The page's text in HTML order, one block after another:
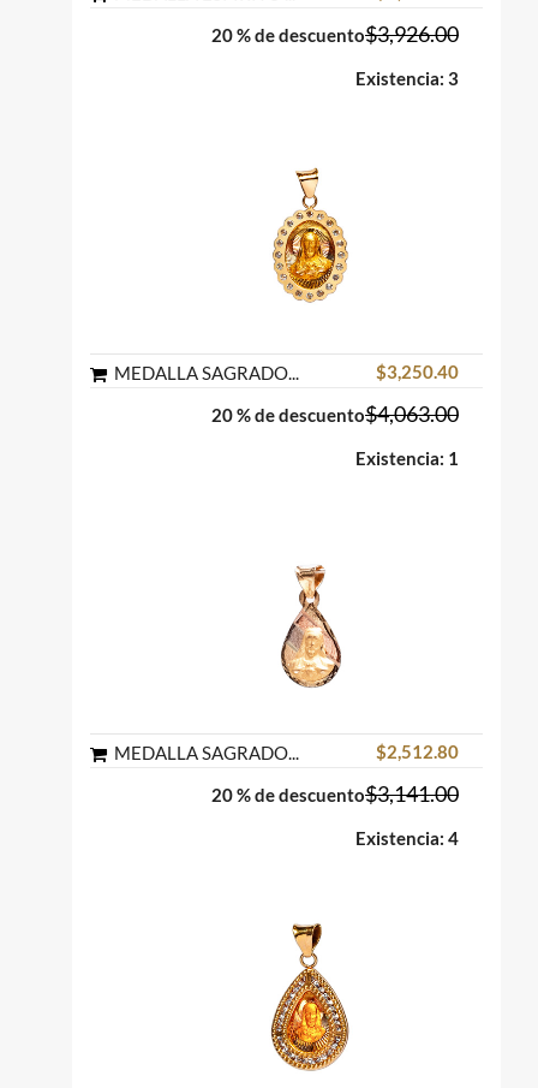
20 % de descuento$3,926.00
Existencia: 3
MEDALLA SAGRADO CORAZON CIRCONIA ENGARCE A NIVEL ORO FLORENTINO 10K MEX
$3,250.40
20 % de descuento$4,063.00
Existencia: 1
MEDALLA SAGRADO CORAZON GOTA SATINADO ORO FLORENTINO 10K MEX
$2,512.80
20 % de descuento$3,141.00
Existencia: 4